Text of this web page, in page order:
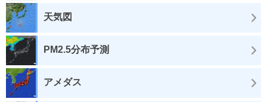
天気図
PM2.5分布予測
アメダス